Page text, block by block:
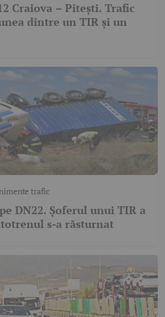
Craiova – Pitești. Trafic
dintre un TIR și un
trafic
DN22. Șoferul unui TIR a
s-a răsturnat